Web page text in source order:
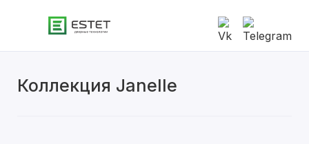
Коллекция Janelle
Современные